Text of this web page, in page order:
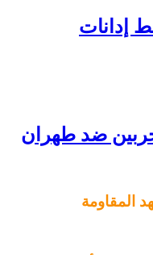
إدانات
ضد طهران
المقاومة